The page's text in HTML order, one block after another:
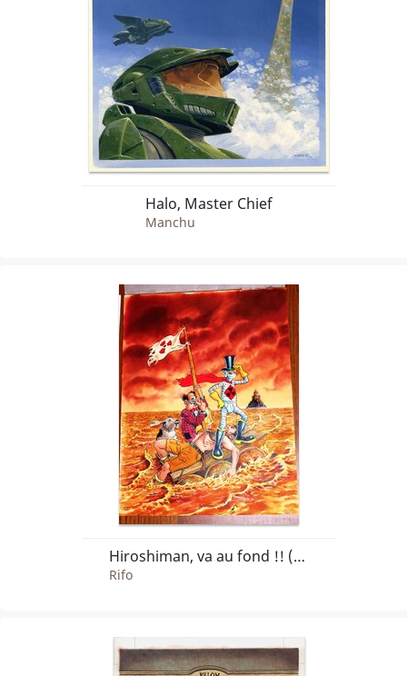
Halo, Master Chief
Manchu
Hiroshiman, va au fond !! (Hiroshiman 3)
Rifo